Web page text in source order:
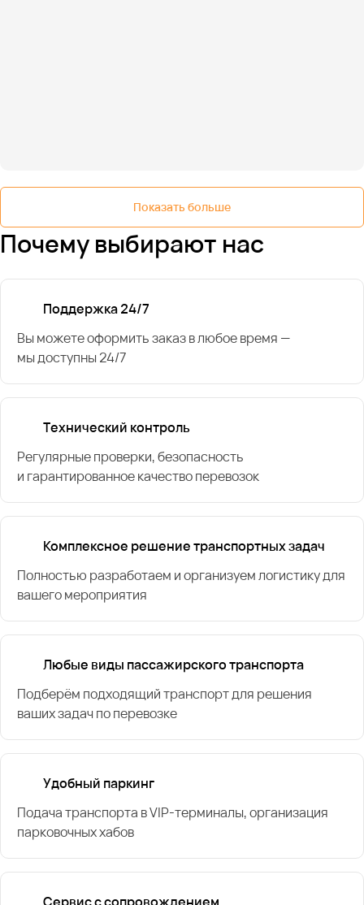
Показать больше
Почему выбирают нас
Поддержка 24/7
Вы можете оформить заказ в любое время —
мы доступны 24/7
Технический контроль
Регулярные проверки, безопасность
и гарантированное качество перевозок
Комплексное решение транспортных задач
Полностью разработаем и организуем логистику для
вашего мероприятия
Любые виды пассажирского транспорта
Подберём подходящий транспорт для решения
ваших задач по перевозке
Удобный паркинг
Подача транспорта в VIP-терминалы, организация
парковочных хабов
Сервис с сопровождением